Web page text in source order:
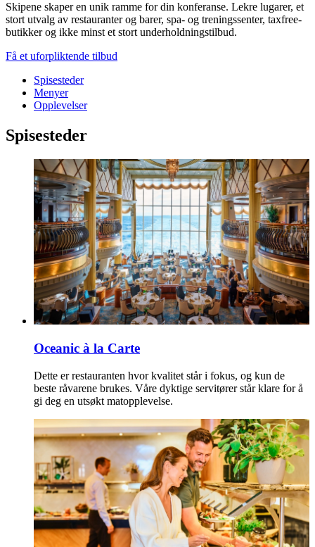
Skipene skaper en unik ramme for din konferanse. Lekre lugarer, et
stort utvalg av restauranter og barer, spa- og treningssenter, taxfree-
butikker og ikke minst et stort underholdningstilbud.
Få et uforpliktende tilbud
Spisesteder
Menyer
Opplevelser
Spisesteder
Oceanic à la Carte
Dette er restauranten hvor kvalitet står i fokus, og kun de
beste råvarene brukes. Våre dyktige servitører står klare for å
gi deg en utsøkt matopplevelse.